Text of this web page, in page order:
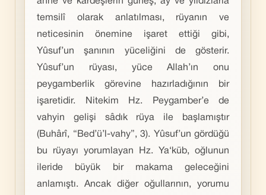
temsilî olarak anlatılması, rüyanın ve
neticesinin önemine işaret ettiği gibi,
Yûsuf’un şanının yüceliğini de gösterir.
Yûsuf’un rüyası, yüce Allah’ın onu
peygamberlik görevine hazırladığının bir
işaretidir. Nitekim Hz. Peygamber’e de
vahyin gelişi sâdık rüya ile başlamıştır
(Buhârî, “Bed’ü’l-vahy”, 3). Yûsuf’un gördüğü
bu rüyayı yorumlayan Hz. Ya‘kūb, oğlunun
ileride büyük bir makama geleceğini
anlamıştı. Ancak diğer oğullarının, yorumu